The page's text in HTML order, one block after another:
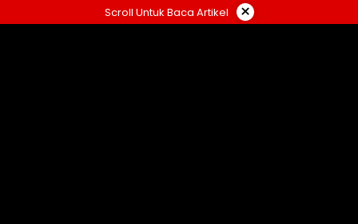
ke
Scroll Untuk Baca Artikel ×